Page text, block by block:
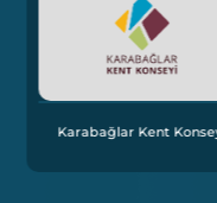
Karabağlar Kent